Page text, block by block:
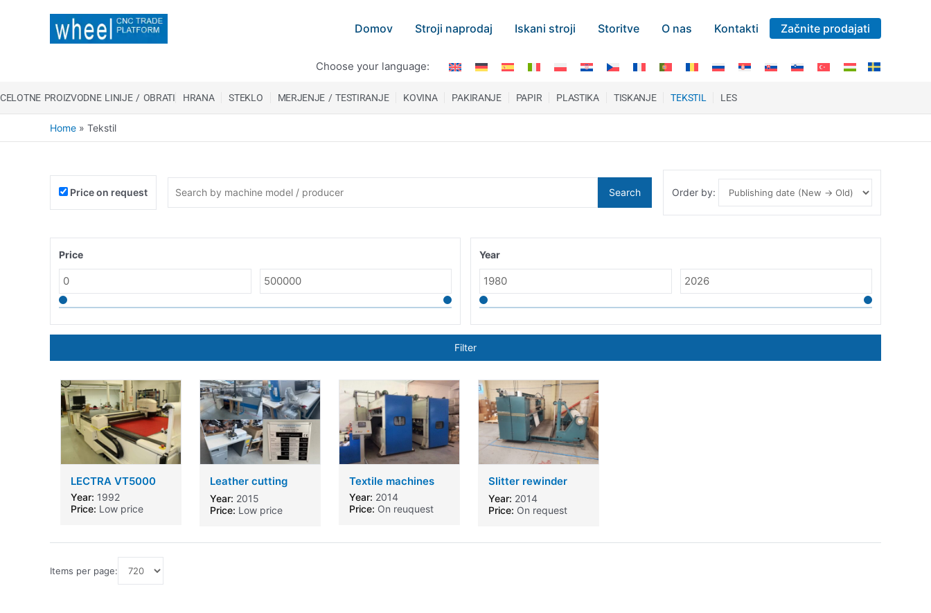
Domov Stroji naprodaj Iskani stroji Storitve O nas Kontakti Začnite prodajati
Choose your language:
CELOTNE PROIZVODNE LINIJE / OBRATI HRANA STEKLO MERJENJE / TESTIRANJE KOVINA PAKIRANJE PAPIR PLASTIKA TISKANJE TEKSTIL LES
Home » Tekstil
Price on request Search Order by:
Price Year
Filter
LECTRA VT5000
Year: 1992
Price: Low price
Leather cutting
machine
Year: 2015
Price: Low price
Textile machines
Year: 2014
Price: On reuquest
Slitter rewinder
orion
Year: 2014
Price: On request
Items per page: